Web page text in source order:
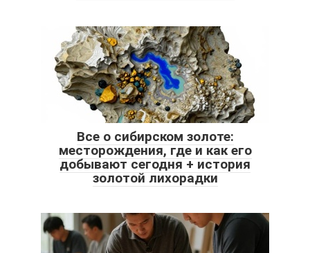
Все о сибирском золоте:
месторождения, где и как его
добывают сегодня + история
золотой лихорадки